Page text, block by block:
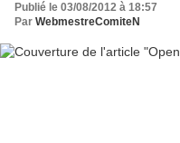
Publié le 03/08/2012 à 18:57
Par WebmestreComiteN